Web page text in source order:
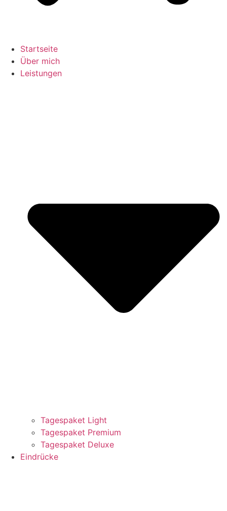
Startseite
Über mich
Leistungen
Tagespaket Light
Tagespaket Premium
Tagespaket Deluxe
Eindrücke